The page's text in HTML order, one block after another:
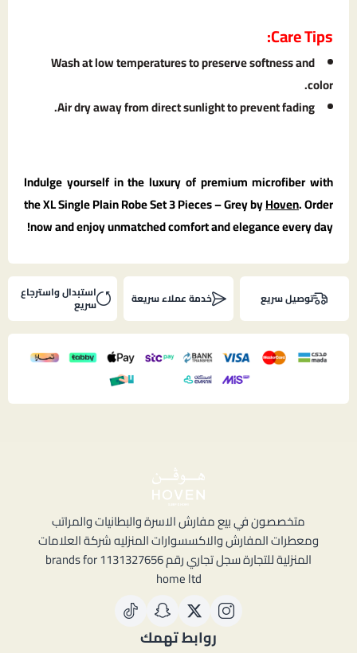
Care Tips:
Wash at low temperatures to preserve softness and
color.
Air dry away from direct sunlight to prevent fading.
Indulge yourself in the luxury of premium microfiber with
the XL Single Plain Robe Set 3 Pieces – Grey byHoven. Order
now and enjoy unmatched comfort and elegance every day!
توصيل سريع خدمة عملاء سريعة استبدال واسترجاع
سريع
متخصصون في بيع مفارش الاسرة والبطانيات والمراتب
ومعطرات المفارش والاكسسوارات المنزليه شركة العلامات
المنزلية للتجارة سجل تجاري رقم 1131327656 brands for
home ltd
روابط تهمك